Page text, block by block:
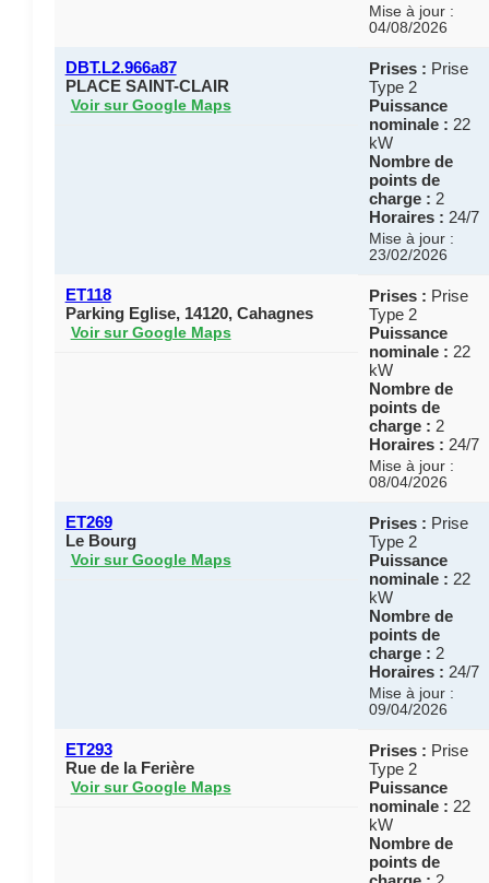
Mise à jour :
04/08/2026
DBT.L2.966a87
PLACE SAINT-CLAIR
Voir sur Google Maps
Prises : Prise
Type 2
Puissance
nominale : 22
kW
Nombre de
points de
charge : 2
Horaires : 24/7
Mise à jour :
23/02/2026
ET118
Parking Eglise, 14120, Cahagnes
Voir sur Google Maps
Prises : Prise
Type 2
Puissance
nominale : 22
kW
Nombre de
points de
charge : 2
Horaires : 24/7
Mise à jour :
08/04/2026
ET269
Le Bourg
Voir sur Google Maps
Prises : Prise
Type 2
Puissance
nominale : 22
kW
Nombre de
points de
charge : 2
Horaires : 24/7
Mise à jour :
09/04/2026
ET293
Rue de la Ferière
Voir sur Google Maps
Prises : Prise
Type 2
Puissance
nominale : 22
kW
Nombre de
points de